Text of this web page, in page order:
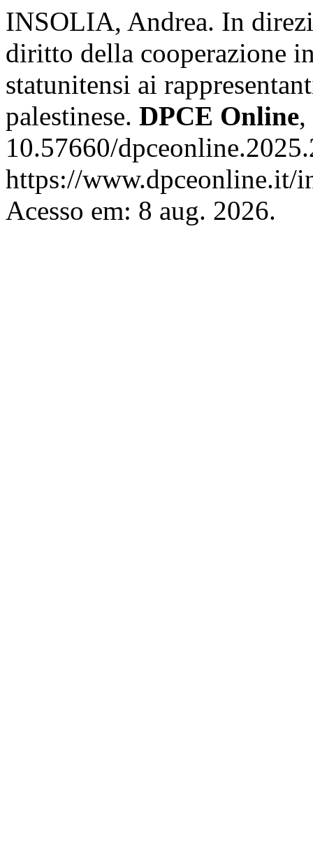
INSOLIA, Andrea. In
diritto della cooperazione
statunitensi ai
palestinese. DPCE Online,
10.57660/
https://www.dpceonline.it/
Acesso em: 8 aug. 2026.